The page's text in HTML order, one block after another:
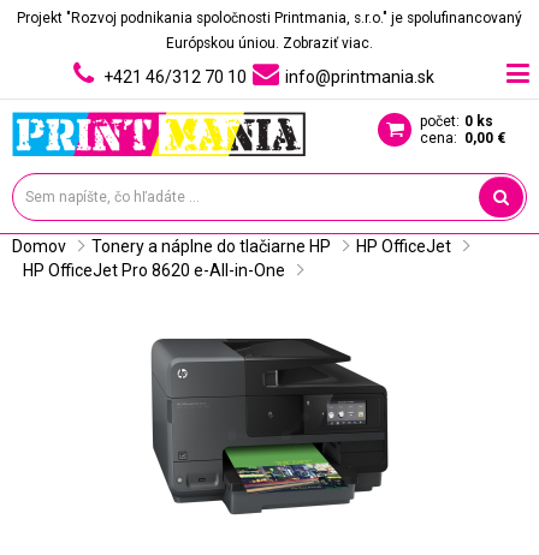
Projekt "Rozvoj podnikania spoločnosti Printmania, s.r.o." je spolufinancovaný
Európskou úniou. Zobraziť viac.
+421 46/312 70 10 info@printmania.sk
počet: 0 ks
cena: 0,00 €
Domov Tonery a náplne do tlačiarne HP
HP OfficeJet
HP OfficeJet Pro 8620 e-All-in-One